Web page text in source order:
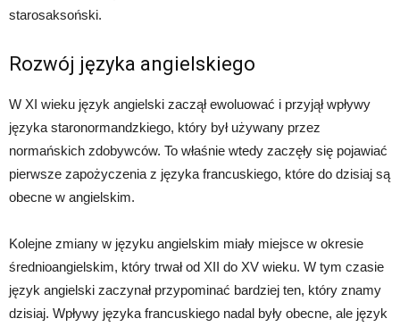
starosaksoński.
Rozwój języka angielskiego
W XI wieku język angielski zaczął ewoluować i przyjął wpływy
języka staronormandzkiego, który był używany przez
normańskich zdobywców. To właśnie wtedy zaczęły się pojawiać
pierwsze zapożyczenia z języka francuskiego, które do dzisiaj są
obecne w angielskim.
Kolejne zmiany w języku angielskim miały miejsce w okresie
średnioangielskim, który trwał od XII do XV wieku. W tym czasie
język angielski zaczynał przypominać bardziej ten, który znamy
dzisiaj. Wpływy języka francuskiego nadal były obecne, ale język